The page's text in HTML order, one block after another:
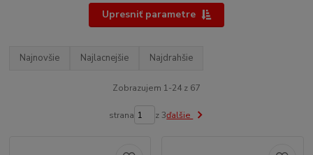
Upresniť parametre
Najnovšie Najlacnejšie Najdrahšie
Zobrazujem 1-24 z 67
strana z 3ďalšie